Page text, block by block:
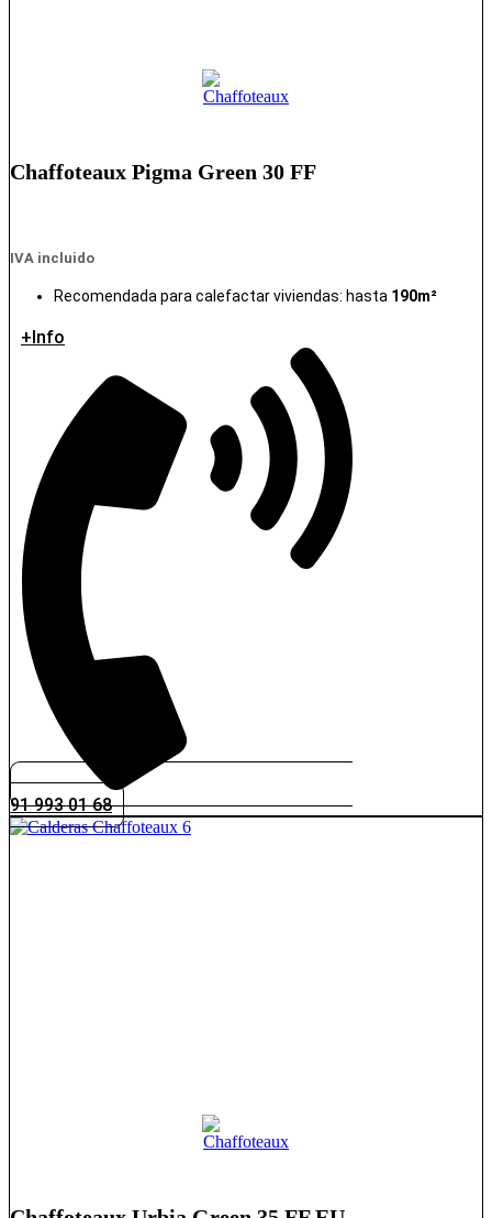
Chaffoteaux Pigma Green 30 FF
IVA incluido
Recomendada para calefactar viviendas: hasta 190m²
+Info
91 993 01 68